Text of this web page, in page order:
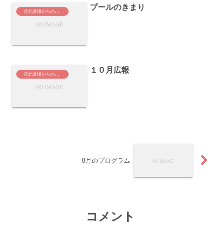
芸北道場からのお知らせ プールのきまり
１０月広報
8月のプログラム
コメント